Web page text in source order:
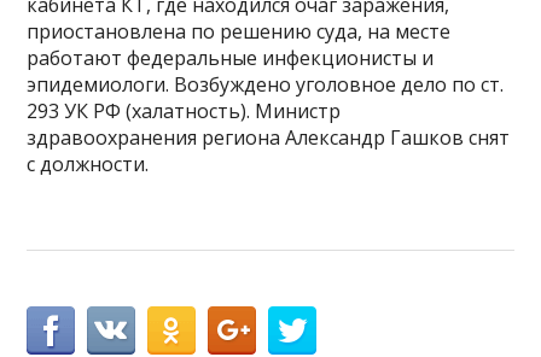
приостановлена по решению суда, на месте
работают федеральные инфекционисты и
эпидемиологи. Возбуждено уголовное дело по ст.
293 УК РФ (халатность). Министр
здравоохранения региона Александр Гашков снят
с должности.